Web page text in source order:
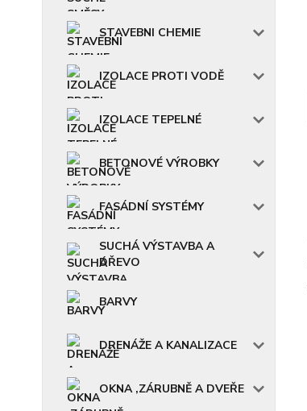
STAVEBNI CHEMIE
IZOLACE PROTI VODĚ
IZOLACE TEPELNÉ
BETONOVÉ VÝROBKY
FASÁDNÍ SYSTÉMY
SUCHÁ VÝSTAVBA A
DŘEVO
BARVY
DRENÁŽE A KANALIZACE
OKNA ,ZÁRUBNĚ A DVEŘE